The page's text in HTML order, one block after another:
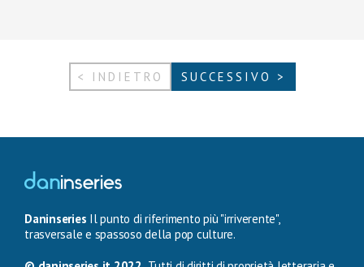
< INDIETRO SUCCESSIVO >
Daninseries Il punto di riferimento più "irriverente",
trasversale e spassoso della pop culture.